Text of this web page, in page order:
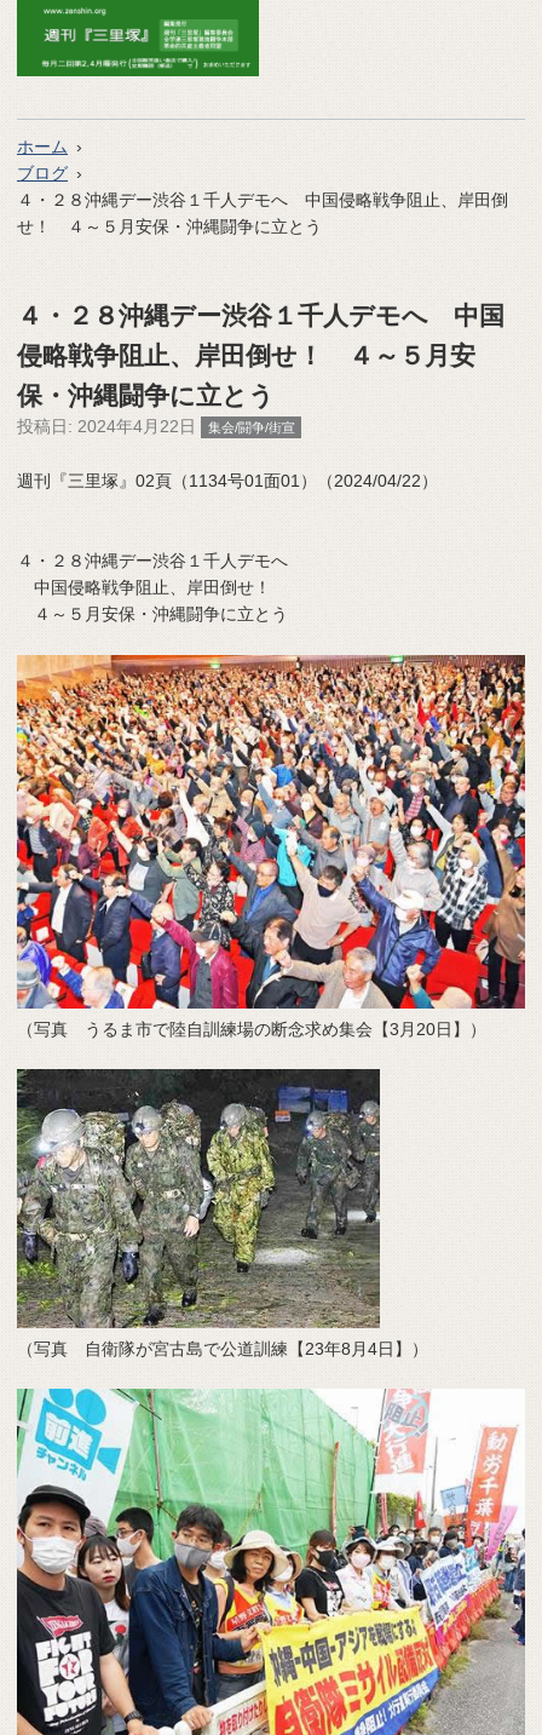
ホーム
ブログ
４・２８沖縄デー渋谷１千人デモへ 中国侵略戦争阻止、岸田倒
せ！ ４～５月安保・沖縄闘争に立とう
４・２８沖縄デー渋谷１千人デモへ 中国
侵略戦争阻止、岸田倒せ！ ４～５月安
保・沖縄闘争に立とう
投稿日: 2024年4月22日 集会/闘争/街宣
週刊『三里塚』02頁（1134号01面01）（2024/04/22）
４・２８沖縄デー渋谷１千人デモへ
中国侵略戦争阻止、岸田倒せ！
４～５月安保・沖縄闘争に立とう
（写真 うるま市で陸自訓練場の断念求め集会【3月20日】）
（写真 自衛隊が宮古島で公道訓練【23年8月4日】）